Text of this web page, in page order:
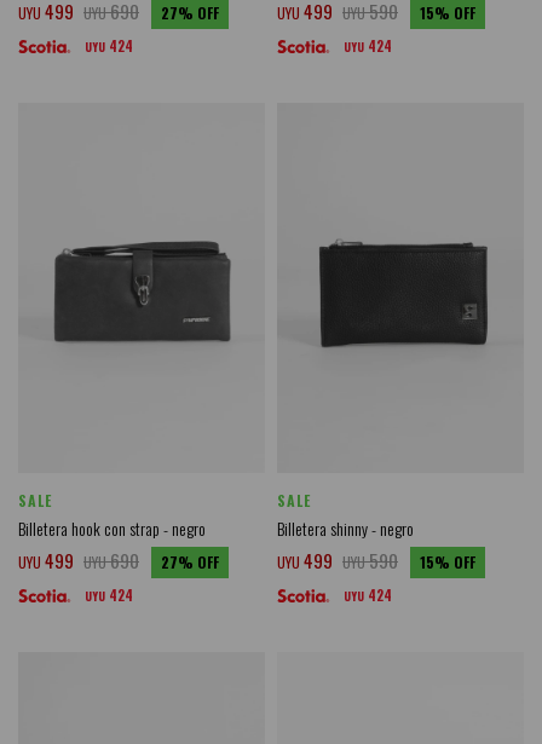
UYU 499 UYU690 27
UYU 424
UYU 499 UYU590 15
UYU 424
SALE
Billetera hook con strap - negro
UYU 499 UYU690 27
UYU 424
SALE
Billetera shinny - negro
UYU 499 UYU590 15
UYU 424